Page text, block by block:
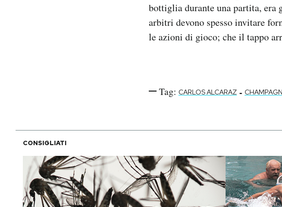
bottiglia durante una partita, era
arbitri devono spesso invitare
le azioni di gioco; che il tappo
Tag: CARLOS ALCARAZ -
CONSIGLIATI